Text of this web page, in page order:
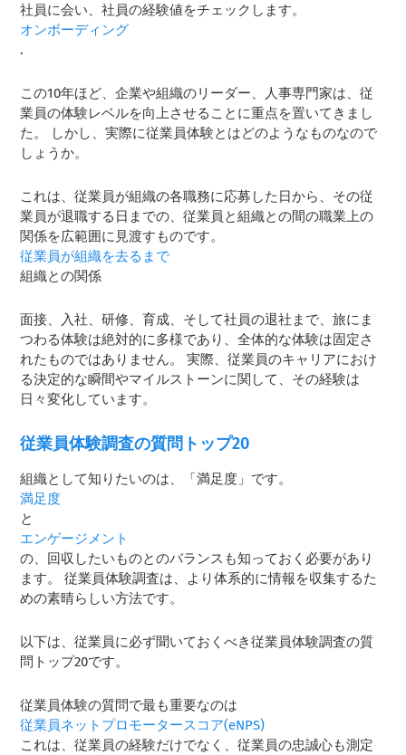
社員に会い、社員の経験値をチェックします。
オンボーディング
.
この10年ほど、企業や組織のリーダー、人事専門家は、従
業員の体験レベルを向上させることに重点を置いてきまし
た。 しかし、実際に従業員体験とはどのようなものなので
しょうか。
これは、従業員が組織の各職務に応募した日から、その従
業員が退職する日までの、従業員と組織との間の職業上の
関係を広範囲に見渡すものです。
従業員が組織を去るまで
組織との関係
面接、入社、研修、育成、そして社員の退社まで、旅にま
つわる体験は絶対的に多様であり、全体的な体験は固定さ
れたものではありません。 実際、従業員のキャリアにおけ
る決定的な瞬間やマイルストーンに関して、その経験は
日々変化しています。
従業員体験調査の質問トップ20
組織として知りたいのは、「満足度」です。
満足度
と
エンゲージメント
の、回収したいものとのバランスも知っておく必要があり
ます。 従業員体験調査は、より体系的に情報を収集するた
めの素晴らしい方法です。
以下は、従業員に必ず聞いておくべき従業員体験調査の質
問トップ20です。
従業員体験の質問で最も重要なのは
従業員ネットプロモータースコア(eNPS)
これは、従業員の経験だけでなく、従業員の忠誠心も測定